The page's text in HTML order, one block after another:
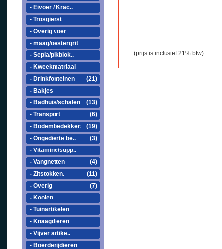
- Eivoer / Krac..
- Trosgierst
- Overig voer
- maag/oestergrit
- Sepia/pikblok..
- Kweekmatriaal
- Drinkfonteinen
(21)
- Bakjes
- Badhuis/schalen
(13)
- Transport
(6)
- Bodembedekkers
(19)
- Ongedierte be..
(3)
- Vitamine/supp..
- Vangnetten
(4)
- Zitstokken.
(11)
- Overig
(7)
- Kooien
- Tuinartikelen
- Knaagdieren
- Vijver artike..
- Boerderijdieren
(prijs is inclusief 21% btw).